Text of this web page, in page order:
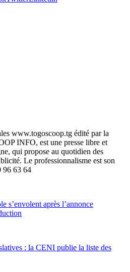
www.togoscoop.tg édité par la
INFO, est une presse libre et
qui propose au quotidien des
Le professionnalisme est son
96 63 64
s’envolent après l’annonce
: la CENI publie la liste des